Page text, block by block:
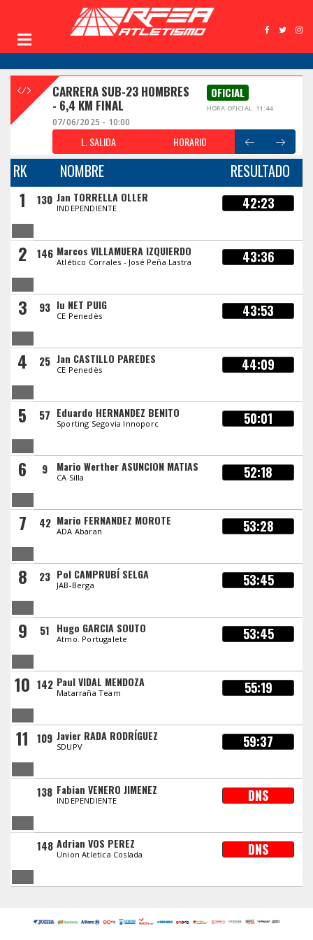
CARRERA SUB-23 HOMBRES
- 6,4 KM FINAL
OFICIAL
HORA OFICIAL: 11:44
07/06/2025 - 10:00
L. SALIDA HORARIO
RK NOMBRE RESULTADO
1 130 Jan TORRELLA OLLER
INDEPENDIENTE 42:23
2 146 Marcos VILLAMUERA IZQUIERDO
Atlético Corrales - José Peña Lastra 43:36
3 93 Iu NET PUIG
CE Penedès 43:53
4 25 Jan CASTILLO PAREDES
CE Penedès 44:09
5 57 Eduardo HERNANDEZ BENITO
Sporting Segovia Innoporc 50:01
6 9 Mario Werther ASUNCION MATIAS
CA Silla 52:18
7 42 Mario FERNANDEZ MOROTE
ADA Abaran 53:28
8 23 Pol CAMPRUBÍ SELGA
JAB-Berga 53:45
9 51 Hugo GARCIA SOUTO
Atmo. Portugalete 53:45
10 142 Paul VIDAL MENDOZA
Matarraña Team 55:19
11 109 Javier RADA RODRÍGUEZ
SDUPV 59:37
138 Fabian VENERO JIMENEZ
INDEPENDIENTE DNS
148 Adrian VOS PEREZ
Union Atletica Coslada DNS